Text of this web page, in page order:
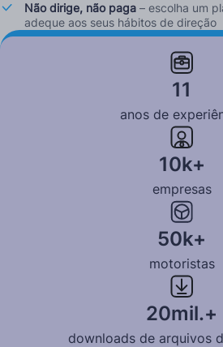
Não dirige, não paga – escolha um
adeque aos seus hábitos de direção
Saiba mais
11
anos de
10k+
empresas
50k+
motoristas
20mil.+
downloads de arquivos